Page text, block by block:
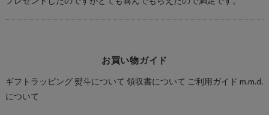
お買い物ガイド
ギフトラッピング 熨斗について 領収書について ご利用ガイド m.m.d.
について